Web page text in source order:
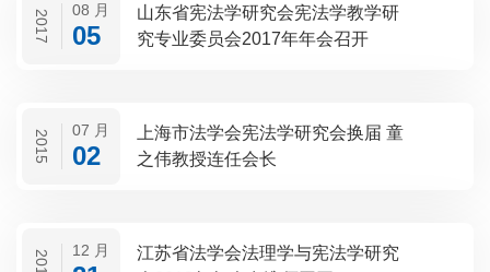
2017 08 月
05
山东省宪法学研究会宪法学教学研
究专业委员会2017年年会召开
2015 07 月
02
上海市法学会宪法学研究会换届 童
之伟教授连任会长
12 月
江苏省法学会法理学与宪法学研究